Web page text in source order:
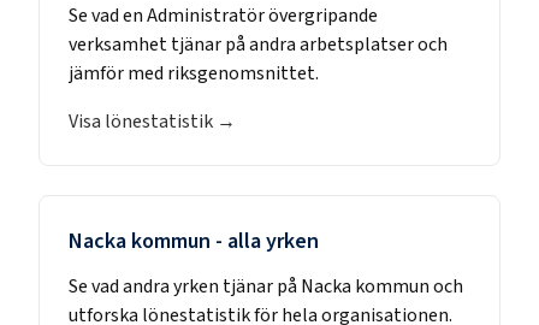
Se vad enAdministratör övergripande
verksamhettjänar på andra arbetsplatser och
jämför med riksgenomsnittet.
Visa lönestatistik →
Nacka kommun - alla yrken
Se vad andra yrken tjänar på Nacka kommunoch
utforska lönestatistik för hela organisationen.